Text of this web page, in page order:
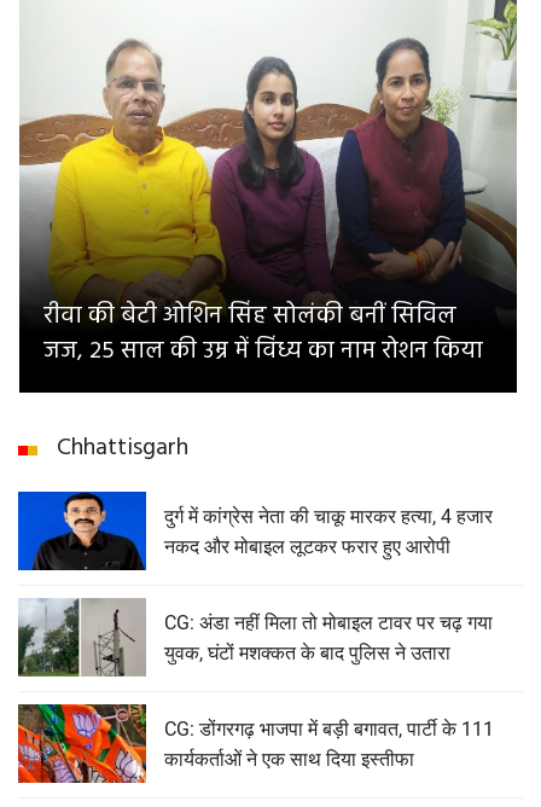
रीवा की बेटी ओशिन सिंह सोलंकी बनीं सिविल
जज, 25 साल की उम्र में विंध्य का नाम रोशन किया
Chhattisgarh
दुर्ग में कांग्रेस नेता की चाकू मारकर हत्या, 4 हजार
नकद और मोबाइल लूटकर फरार हुए आरोपी
CG: अंडा नहीं मिला तो मोबाइल टावर पर चढ़ गया
युवक, घंटों मशक्कत के बाद पुलिस ने उतारा
CG: डोंगरगढ़ भाजपा में बड़ी बगावत, पार्टी के 111
कार्यकर्ताओं ने एक साथ दिया इस्तीफा